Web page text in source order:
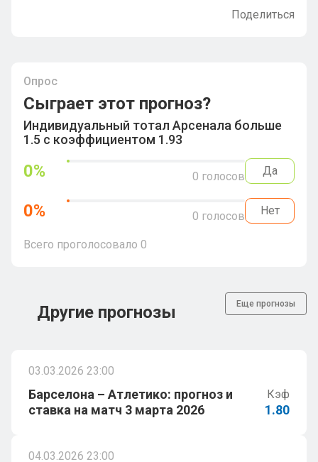
Поделиться
Опрос
Сыграет этот прогноз?
Индивидуальный тотал Арсенала больше
1.5 с коэффициентом 1.93
0% 0 голосов Да
0% 0 голосов Нет
Всего проголосовало 0
Другие прогнозы Еще прогнозы
03.03.2026 23:00
Барселона – Атлетико: прогноз и
ставка на матч 3 марта 2026
Кэф
1.80
04.03.2026 23:00